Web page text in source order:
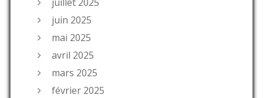
juillet 2025
juin 2025
mai 2025
avril 2025
mars 2025
février 2025